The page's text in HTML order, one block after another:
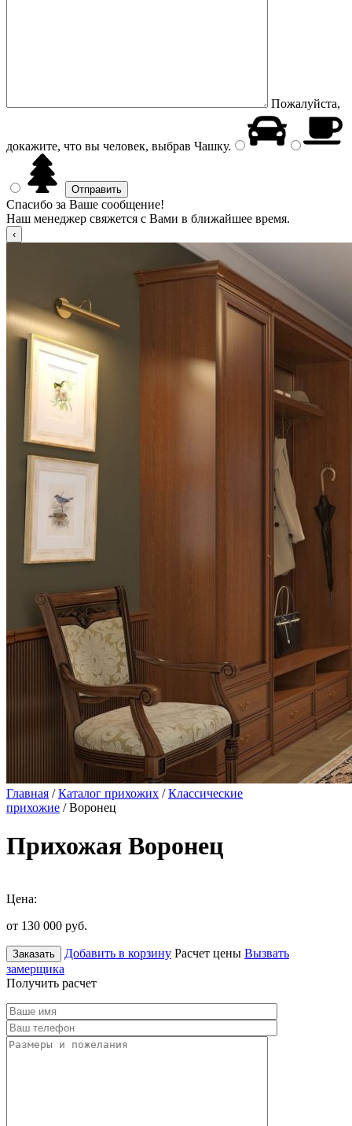
Пожалуйста,
докажите, что вы человек, выбрав Чашку.
Спасибо за Ваше сообщение!
Наш менеджер свяжется с Вами в ближайшее время.
Главная /Каталог прихожих /Классические
прихожие / Воронец
Прихожая Воронец
Цена:
от 130 000 руб.
Заказать Добавить в корзину Расчет цены Вызвать
замерщика
Получить расчет